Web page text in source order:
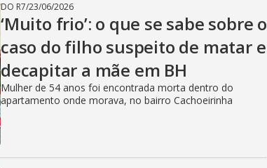
DO R7/23/06/2026
‘Muito frio’: o que se sabe sobre o
caso do filho suspeito de matar e
decapitar a mãe em BH
Mulher de 54 anos foi encontrada morta dentro do
apartamento onde morava, no bairro Cachoeirinha